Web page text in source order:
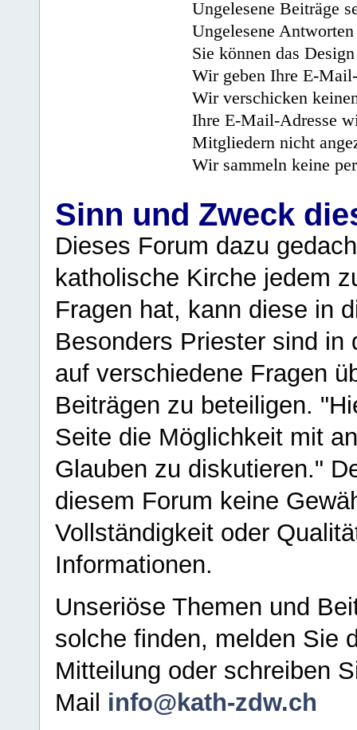
Ungelesene Beiträge
Ungelesene
Sie können das
Wir geben Ihre E-
Wir verschicken
Ihre E-Mail-Adresse
Mitgliedern nicht
Wir sammeln keine
Sinn und Zweck
Dieses Forum dazu
katholische Kirche jedem
Fragen hat, kann diese in
Besonders Priester sind in
auf verschiedene Fragen
Beiträgen zu beteiligen.
Seite die Möglichkeit mit
Glauben zu diskutieren."
diesem Forum keine
Vollständigkeit oder
Informationen.
Unseriöse Themen und
solche finden, melden Sie
Mitteilung oder schreiben
Mail info@kath-zdw.ch